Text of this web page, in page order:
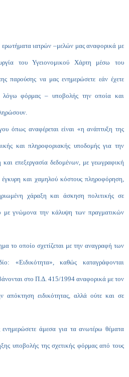
ερωτήματα ιατρών –μελών μας αναφορικά με
του Υγειονομικού Χάρτη μέσω του
παρούσης να μας ενημερώσετε εάν έχετε
λόγω φόρμας – υποβολής την οποία και
όπως αναφέρεται είναι «η ανάπτυξη της
και πληροφοριακής υποδομής για την
και επεξεργασία δεδομένων, με γεωγραφική
και χαμηλού κόστους πληροφόρηση,
χάραξη και άσκηση πολιτικής σε
με γνώμονα την κάλυψη των πραγματικών
το οποίο σχετίζεται με την αναγραφή των
«Ειδικότητα», καθώς καταγράφονται
στο Π.Δ. 415/1994 αναφορικά με τον
απόκτηση ειδικότητας, αλλά ούτε και σε
άμεσα για τα ανωτέρω θέματα
υποβολής της σχετικής φόρμας από τους